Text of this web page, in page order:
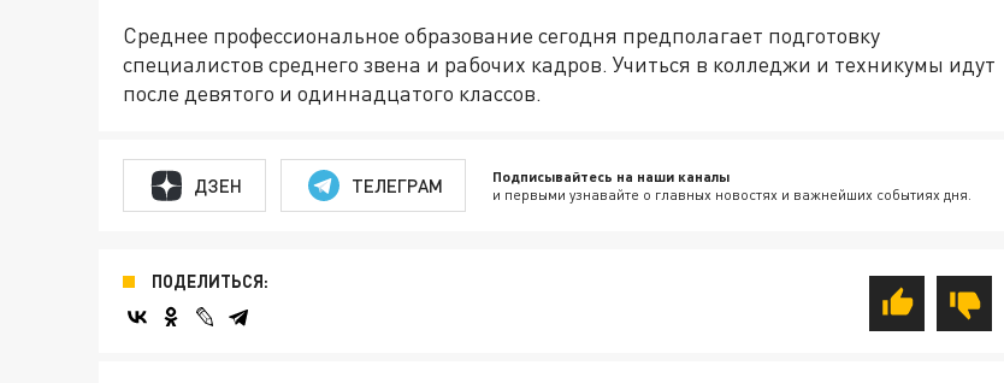
Среднее профессиональное образование сегодня предполагает подготовку
специалистов среднего звена и рабочих кадров. Учиться в колледжи и техникумы идут
после девятого и одиннадцатого классов.
ДЗЕН ТЕЛЕГРАМ Подписывайтесь на наши каналы
и первыми узнавайте о главных новостях и важнейших событиях дня.
ПОДЕЛИТЬСЯ: